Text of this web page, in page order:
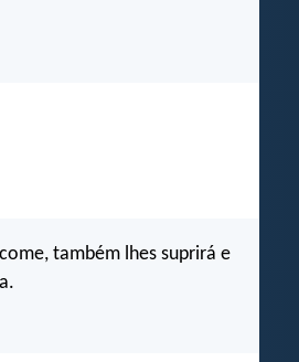
também lhes suprirá e